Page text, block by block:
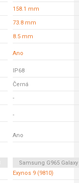
158.1 mm
73.8 mm
8.5 mm
Ano
IP68
Černá
-
-
Ano
Samsung G965 Galaxy
Exynos 9 (9810)